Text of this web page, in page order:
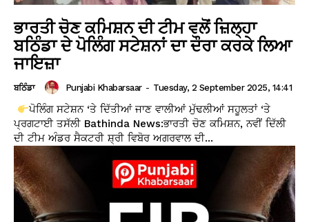
ਭਾਰਤੀ ਚੋਣ ਕਮਿਸ਼ਨ ਦੀ ਟੀਮ ਵਲੋਂ ਜ਼ਿਲ੍ਹਾ
ਬਠਿੰਡਾ ਦੇ ਪੋਲਿੰਗ ਸਟੇਸ਼ਨਾਂ ਦਾ ਦੌਰਾ ਕਰਕੇ ਲਿਆ
ਜਾਇਜ਼ਾ
ਬਠਿੰਡਾ Punjabi Khabarsaar - Tuesday, 2 September 2025, 14:41
ਪੋਲਿੰਗ ਸਟੇਸ਼ਨ ‘ਤੇ ਦਿੱਤੀਆਂ ਜਾਣ ਵਾਲੀਆਂ ਮੁੱਢਲੀਆਂ ਸਹੂਲਤਾਂ ‘ਤੇ
ਪ੍ਰਗਟਾਈ ਤਸੱਲੀ Bathinda News:ਭਾਰਤੀ ਚੋਣ ਕਮਿਸ਼ਨ, ਨਵੀਂ ਦਿੱਲੀ
ਦੀ ਟੀਮ ਅੰਡਰ ਸੈਕਟਰੀ ਸ਼੍ਰੀ ਵਿਬੋਰ ਅਗਰਵਾਲ ਦੀ...